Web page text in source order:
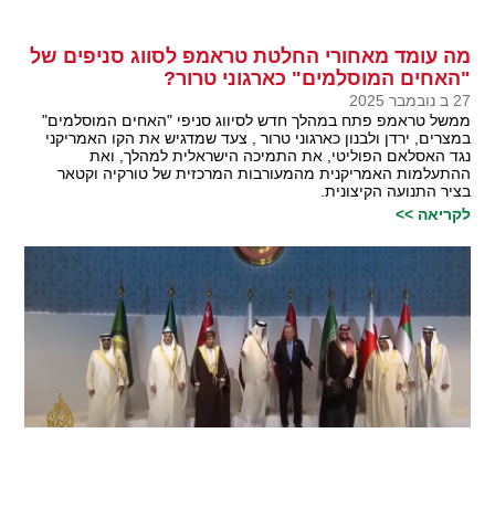
מה עומד מאחורי החלטת טראמפ לסווג סניפים של
"האחים המוסלמים" כארגוני טרור?
27 ב נובמבר 2025
ממשל טראמפ פתח במהלך חדש לסיווג סניפי "האחים המוסלמים"
במצרים, ירדן ולבנון כארגוני טרור , צעד שמדגיש את הקו האמריקני
נגד האסלאם הפוליטי, את התמיכה הישראלית למהלך, ואת
ההתעלמות האמריקנית מהמעורבות המרכזית של טורקיה וקטאר
בציר התנועה הקיצונית.
לקריאה >>